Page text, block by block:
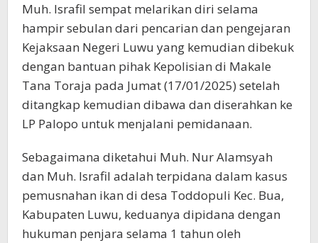
Muh. Israfil sempat melarikan diri selama
hampir sebulan dari pencarian dan pengejaran
Kejaksaan Negeri Luwu yang kemudian dibekuk
dengan bantuan pihak Kepolisian di Makale
Tana Toraja pada Jumat (17/01/2025) setelah
ditangkap kemudian dibawa dan diserahkan ke
LP Palopo untuk menjalani pemidanaan.
Sebagaimana diketahui Muh. Nur Alamsyah
dan Muh. Israfil adalah terpidana dalam kasus
pemusnahan ikan di desa Toddopuli Kec. Bua,
Kabupaten Luwu, keduanya dipidana dengan
hukuman penjara selama 1 tahun oleh